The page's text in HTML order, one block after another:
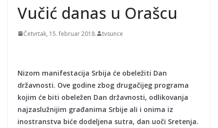
Vučić danas u Orašcu
Četvrtak, 15. februar 2018. tvsunce
Nizom manifestacija Srbija će obeležiti Dan
državnosti. Ove godine zbog drugačijeg programa
kojim će biti obeležen Dan državnosti, odlikovanja
najzaslužnijim građanima Srbije ali i onima iz
inostranstva biće dodeljena sutra, dan uoči Sretenja.